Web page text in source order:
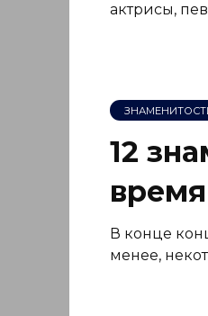
актрисы,
12
время
В конце
менее,